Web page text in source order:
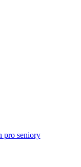
pro seniory